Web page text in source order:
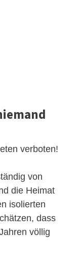
verboten!
von
die Heimat
isolierten
dass
völlig